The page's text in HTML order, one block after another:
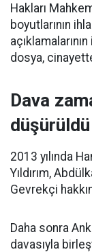
Hakları
boyutlarının
dosya,
Dava
düşürüldü
2013 yılında
Yıldırım,
Gevrekçi
Daha sonra
davasıyla